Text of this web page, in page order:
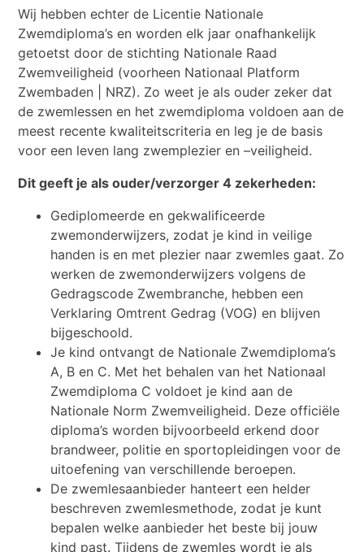
Wij hebben echter de Licentie Nationale
Zwemdiploma’s en worden elk jaar onafhankelijk
getoetst door de stichting Nationale Raad
Zwemveiligheid (voorheen Nationaal Platform
Zwembaden | NRZ). Zo weet je als ouder zeker dat
de zwemlessen en het zwemdiploma voldoen aan de
meest recente kwaliteitscriteria en leg je de basis
voor een leven lang zwemplezier en –veiligheid.
Dit geeft je als ouder/verzorger 4 zekerheden:
Gediplomeerde en gekwalificeerde
zwemonderwijzers, zodat je kind in veilige
handen is en met plezier naar zwemles gaat. Zo
werken de zwemonderwijzers volgens de
Gedragscode Zwembranche, hebben een
Verklaring Omtrent Gedrag (VOG) en blijven
bijgeschoold.
Je kind ontvangt de Nationale Zwemdiploma’s
A, B en C. Met het behalen van het Nationaal
Zwemdiploma C voldoet je kind aan de
Nationale Norm Zwemveiligheid. Deze officiële
diploma’s worden bijvoorbeeld erkend door
brandweer, politie en sportopleidingen voor de
uitoefening van verschillende beroepen.
De zwemlesaanbieder hanteert een helder
beschreven zwemlesmethode, zodat je kunt
bepalen welke aanbieder het beste bij jouw
kind past. Tijdens de zwemles wordt je als